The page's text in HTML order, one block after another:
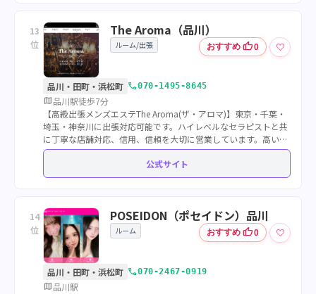
13
位
The Aroma（品川）
ルーム/出張 おすすめ thumb_up0 ♡
品川・田町・浜松町 call070-1495-8645
map品川駅徒歩7分
【高級出張メンズエステThe Aroma(ザ・アロマ)】東京・千葉・
埼玉・神奈川に出張対応可能です。ハイレベルなセラピストと共
に丁寧な店舗対応、信用、信頼を大切に営業しています。高い水
準の圧倒的ビジュアルレベルを保っていますのでご安心してご利
公式サイト
14
位
POSEIDON（ポセイドン）品川
ルーム おすすめ thumb_up0 ♡
品川・田町・浜松町 call070-2467-0919
map品川駅